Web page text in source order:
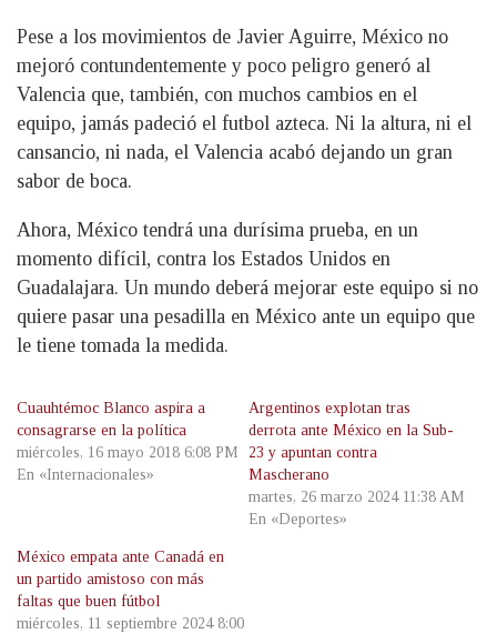
Pese a los movimientos de Javier Aguirre, México no
mejoró contundentemente y poco peligro generó al
Valencia que, también, con muchos cambios en el
equipo, jamás padeció el futbol azteca. Ni la altura, ni el
cansancio, ni nada, el Valencia acabó dejando un gran
sabor de boca.
Ahora, México tendrá una durísima prueba, en un
momento difícil, contra los Estados Unidos en
Guadalajara. Un mundo deberá mejorar este equipo si no
quiere pasar una pesadilla en México ante un equipo que
le tiene tomada la medida.
Cuauhtémoc Blanco aspira a
consagrarse en la política
miércoles, 16 mayo 2018 6:08 PM
En «Internacionales»
Argentinos explotan tras
derrota ante México en la Sub-
23 y apuntan contra
Mascherano
martes, 26 marzo 2024 11:38 AM
En «Deportes»
México empata ante Canadá en
un partido amistoso con más
faltas que buen fútbol
miércoles, 11 septiembre 2024 8:00